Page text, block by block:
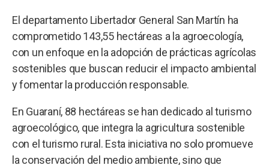
El departamento Libertador General San Martín ha
comprometido 143,55 hectáreas a la agroecología,
con un enfoque en la adopción de prácticas agrícolas
sostenibles que buscan reducir el impacto ambiental
y fomentar la producción responsable.
En Guaraní, 88 hectáreas se han dedicado al turismo
agroecológico, que integra la agricultura sostenible
con el turismo rural. Esta iniciativa no solo promueve
la conservación del medio ambiente, sino que